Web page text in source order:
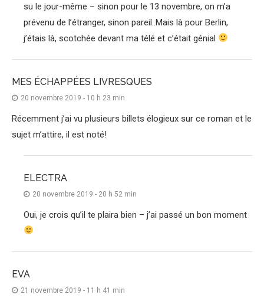
su le jour-même – sinon pour le 13 novembre, on m’a
prévenu de l’étranger, sinon pareil..Mais là pour Berlin,
j’étais là, scotchée devant ma télé et c’était génial
MES ÉCHAPPÉES LIVRESQUES
20 novembre 2019 - 10 h 23 min
Récemment j’ai vu plusieurs billets élogieux sur ce roman et le
sujet m’attire, il est noté!
ELECTRA
20 novembre 2019 - 20 h 52 min
Oui, je crois qu’il te plaira bien – j’ai passé un bon moment
EVA
21 novembre 2019 - 11 h 41 min